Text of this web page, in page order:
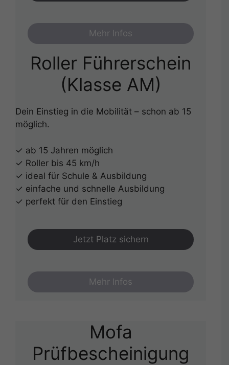
Mehr Infos
Roller Führerschein
(Klasse AM)
Dein Einstieg in die Mobilität – schon ab 15
möglich.
✓ ab 15 Jahren möglich
✓ Roller bis 45 km/h
✓ ideal für Schule & Ausbildung
✓ einfache und schnelle Ausbildung
✓ perfekt für den Einstieg
Jetzt Platz sichern
Mehr Infos
Mofa
Prüfbescheinigung